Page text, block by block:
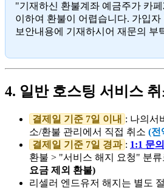
"기재하신 환불계좌 예금주가 카
이하여 환불이 어렵습니다. 가입
보안내용에 기재하시어 재문의 부
4. 일반 호스팅 서비스
결제일 기준 7일 이내 : 나의서
소/환불 관리에서 직접 취소 (전
결제일 기준 7일 경과 : 1:1 문
환불 > "서비스 해지 요청" 분류
요금 제외 환불)
리셀러 엔드유저 해지는 별도